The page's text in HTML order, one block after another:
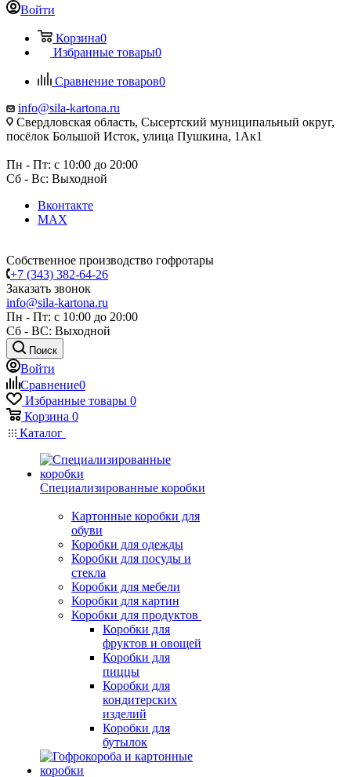
Войти
Корзина0
Избранные товары0
Сравнение товаров0
info@sila-kartona.ru
Свердловская область, Сысертский муниципальный округ,
посёлок Большой Исток, улица Пушкина, 1Ак1
Пн - Пт: с 10:00 до 20:00
Сб - Вс: Выходной
Вконтакте
MAX
Собственное производство гофротары
+7 (343) 382-64-26
Заказать звонок
info@sila-kartona.ru
Пн - Пт: с 10:00 до 20:00
Сб - ВС: Выходной
Поиск
Войти
Сравнение0
Избранные товары 0
Корзина 0
Каталог
Специализированные коробки
Картонные коробки для
обуви
Коробки для одежды
Коробки для посуды и
стекла
Коробки для мебели
Коробки для картин
Коробки для продуктов
Коробки для
фруктов и овощей
Коробки для
пиццы
Коробки для
кондитерских
изделий
Коробки для
бутылок